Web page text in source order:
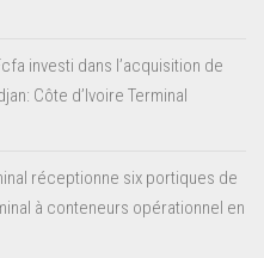
investi dans l’acquisition de
Côte d’Ivoire Terminal
réceptionne six portiques de
à conteneurs opérationnel en